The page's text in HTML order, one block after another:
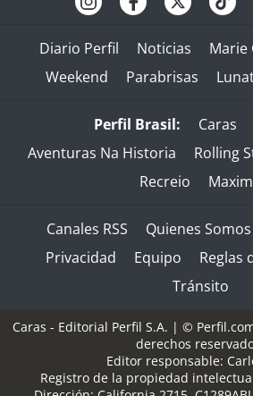
Diario Perfil Noticias Marie
Weekend
Parabrisas
Perfil Brasil: Caras
Aventuras Na Historia
Rolling
Recreio
Canales RSS Quienes Somos
Privacidad
Equipo
Reglas
Tránsito
Caras - Editorial Perfil S.A. | ©
derechos
Editor responsable:
Registro de la propiedad